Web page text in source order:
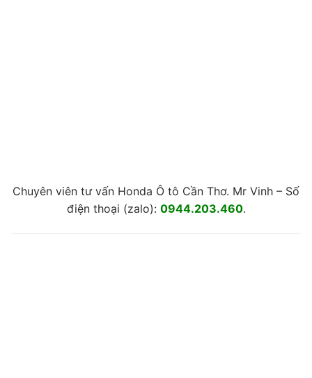
Chuyên viên tư vấn Honda Ô tô Cần Thơ. Mr Vinh – Số
điện thoại (zalo): 0944.203.460.